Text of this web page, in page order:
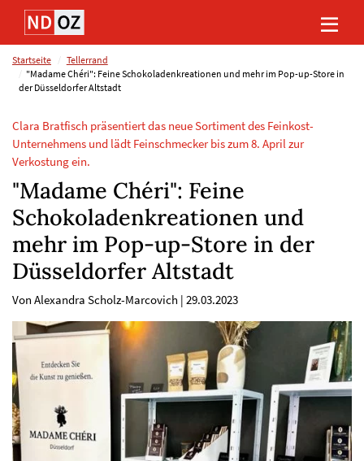
Direkt
Inhalt
(Eingabetaste)
Direkt
Hauptmenu
(Eingabetaste)
Direkt
Suche
(Eingabetaste)
Direkt
Footer
(Eingabetaste)
Startseite
Tellerrand
"Madame Chéri": Feine Schokoladenkreationen und mehr im Pop-up-Store in
der Düsseldorfer Altstadt
Clara Bratfisch präsentiert das neue Sortiment des Feinkost-
Unternehmens und lädt Feinschmecker bis zum 8. April zur
Verkostung ein.
"Madame Chéri": Feine
Schokoladenkreationen und
mehr im Pop-up-Store in der
Düsseldorfer Altstadt
Von Alexandra Scholz-Marcovich | 29.03.2023